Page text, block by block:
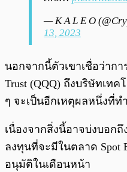
— K A L E O
13, 2023
นอกจากนี้ตัวเขาเชื่อว่ากา
Trust (QQQ) ถึงบริษัทเท
ๆ จะเป็นอีกเหตุผลหนึ่งที่ท
เนื่องจากสิ่งนี้อาจบ่งบอก
ลงทุนที่จะมีในตลาด Spot
อนุมัติในเดือนหน้า